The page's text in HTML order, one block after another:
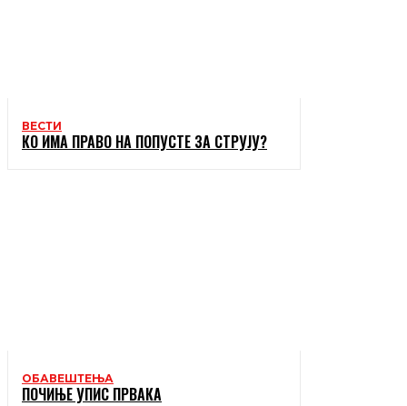
ВЕСТИ
КО ИМА ПРАВО НА ПОПУСТЕ ЗА СТРУЈУ?
ОБАВЕШТЕЊА
ПОЧИЊЕ УПИС ПРВАКА